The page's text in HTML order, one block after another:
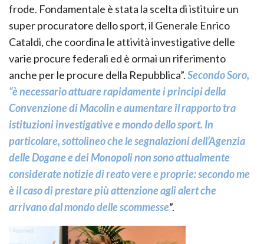
frode. Fondamentale è stata la scelta di istituire un
super procuratore dello sport, il Generale Enrico
Cataldi, che coordina le attività investigative delle
varie procure federali ed è ormai un riferimento
anche per le procure della Repubblica”.Secondo Soro,
“è necessario attuare rapidamente i principi della
Convenzione di Macolin e aumentare il rapporto tra
istituzioni investigative e mondo dello sport. In
particolare, sottolineo che le segnalazioni dell’Agenzia
delle Dogane e dei Monopoli non sono attualmente
considerate notizie di reato vere e proprie: secondo me
è il caso di prestare più attenzione agli alert che
arrivano dal mondo delle scommesse”.